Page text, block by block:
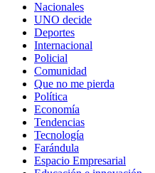
Nacionales
UNO decide
Deportes
Internacional
Policial
Comunidad
Que no me pierda
Política
Economía
Tendencias
Tecnología
Farándula
Espacio Empresarial